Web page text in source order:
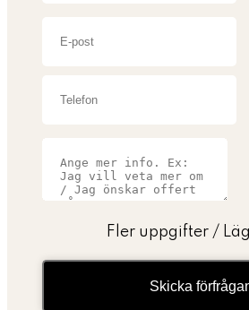
Fler uppgifter /
Skicka